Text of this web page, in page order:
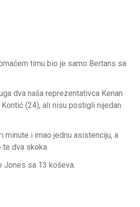
timu bio je samo Bertans sa
dva naša reprezentativca Kenan
(24), ali nisu postigli nijedan
minute i imao jednu asistenciju, a
te dva skoka.
Jones sa 13 koševa.